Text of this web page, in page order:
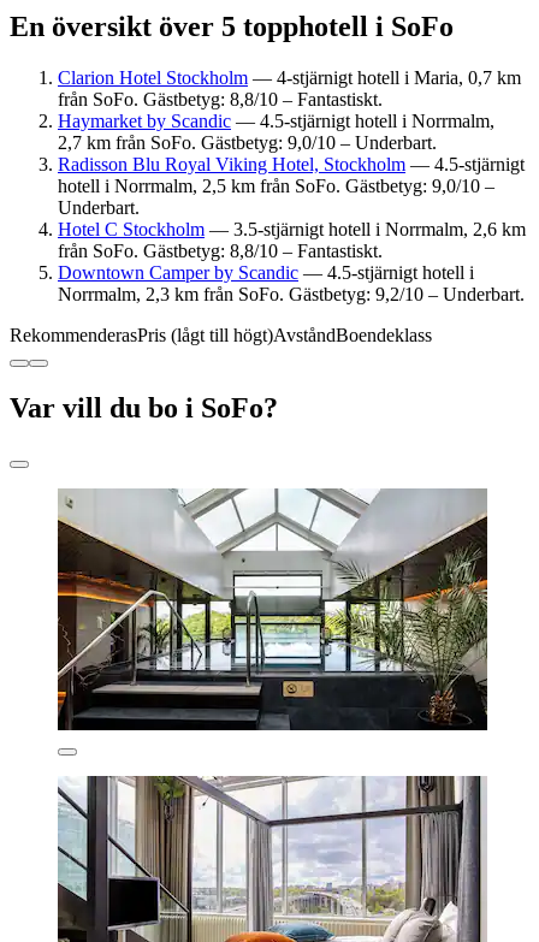
En översikt över 5 topphotell i SoFo
Clarion Hotel Stockholm — 4-stjärnigt hotell i Maria, 0,7 km
från SoFo. Gästbetyg: 8,8/10 – Fantastiskt.
Haymarket by Scandic — 4.5-stjärnigt hotell i Norrmalm,
2,7 km från SoFo. Gästbetyg: 9,0/10 – Underbart.
Radisson Blu Royal Viking Hotel, Stockholm — 4.5-stjärnigt
hotell i Norrmalm, 2,5 km från SoFo. Gästbetyg: 9,0/10 –
Underbart.
Hotel C Stockholm — 3.5-stjärnigt hotell i Norrmalm, 2,6 km
från SoFo. Gästbetyg: 8,8/10 – Fantastiskt.
Downtown Camper by Scandic — 4.5-stjärnigt hotell i
Norrmalm, 2,3 km från SoFo. Gästbetyg: 9,2/10 – Underbart.
RekommenderasPris (lågt till högt)AvståndBoendeklass
Var vill du bo i SoFo?